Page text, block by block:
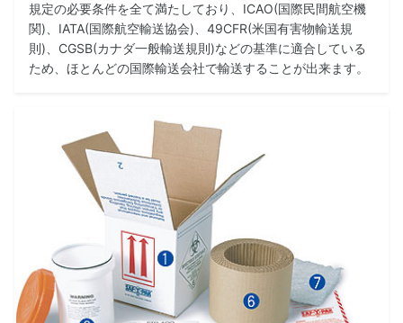
規定の必要条件を全て満たしており、ICAO(国際民間航空機
関)、IATA(国際航空輸送協会)、49CFR(米国有害物輸送規
則)、CGSB(カナダ一般輸送規則)などの基準に適合している
ため、ほとんどの国際輸送会社で輸送することが出来ます。